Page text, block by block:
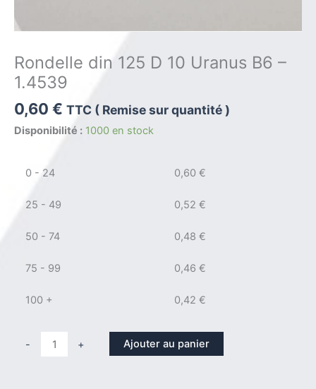
Rondelle din 125 D 10 Uranus B6 –
1.4539
0,60 € TTC ( Remise sur quantité )
Disponibilité : 1000 en stock
0 - 24 0,60 €
25 - 49 0,52 €
50 - 74 0,48 €
75 - 99 0,46 €
100 + 0,42 €
- + Ajouter au panier